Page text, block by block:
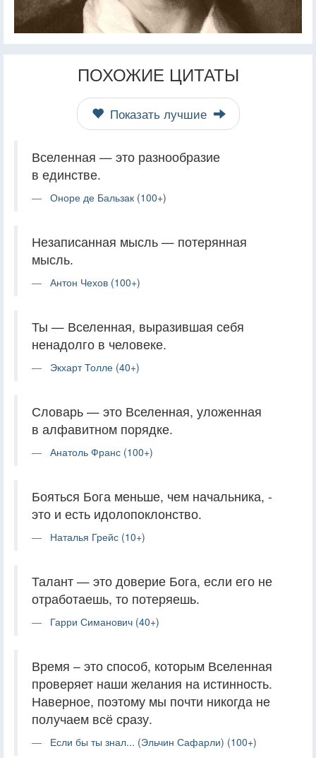
ПОХОЖИЕ ЦИТАТЫ
Показать лучшие
Вселенная — это разнообразие
в единстве.
Оноре де Бальзак (100+)
Незаписанная мысль — потерянная
мысль.
Антон Чехов (100+)
Ты — Вселенная, выразившая себя
ненадолго в человеке.
Экхарт Толле (40+)
Словарь — это Вселенная, уложенная
в алфавитном порядке.
Анатоль Франс (100+)
Бояться Бога меньше, чем начальника, -
это и есть идолопоклонство.
Наталья Грейс (10+)
Талант — это доверие Бога, если его не
отработаешь, то потеряешь.
Гарри Симанович (40+)
Время – это способ, которым Вселенная
проверяет наши желания на истинность.
Наверное, поэтому мы почти никогда не
получаем всё сразу.
Если бы ты знал... (Эльчин Сафарли) (100+)